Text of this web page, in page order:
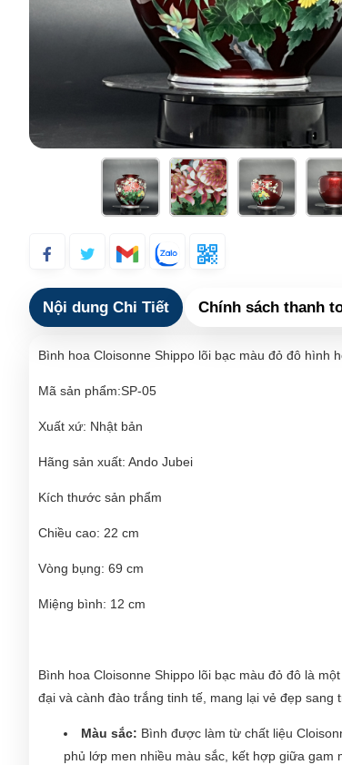
Nội dung Chi Tiết Chính sách thanh
Bình hoa Cloisonne Shippo lõi bạc màu đỏ đô hình
Mã sản phẩm:SP-05
Xuất xứ: Nhật bản
Hãng sản xuất: Ando Jubei
Kích thước sản phẩm
Chiều cao: 22 cm
Vòng bụng: 69 cm
Miệng bình: 12 cm
Bình hoa Cloisonne Shippo lõi bạc màu đỏ đô là
đại và cành đào trắng tinh tế, mang lại vẻ đẹp sang
Màu sắc: Bình được làm từ chất liệu
phủ lớp men nhiều màu sắc, kết hợp giữa